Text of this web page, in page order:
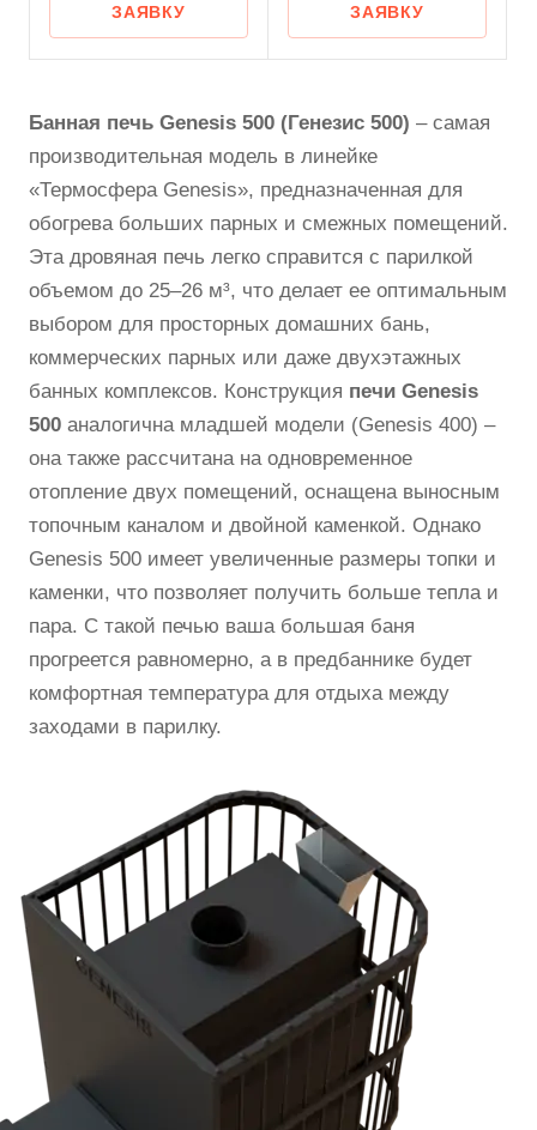
ЗАЯВКУ
ЗАЯВКУ
Банная печь Genesis 500 (Генезис 500) – самая
производительная модель в линейке
«Термосфера Genesis», предназначенная для
обогрева больших парных и смежных помещений.
Эта дровяная печь легко справится с парилкой
объемом до 25–26 м³, что делает ее оптимальным
выбором для просторных домашних бань,
коммерческих парных или даже двухэтажных
банных комплексов. Конструкция печи Genesis
500 аналогична младшей модели (Genesis 400) –
она также рассчитана на одновременное
отопление двух помещений, оснащена выносным
топочным каналом и двойной каменкой. Однако
Genesis 500 имеет увеличенные размеры топки и
каменки, что позволяет получить больше тепла и
пара. С такой печью ваша большая баня
прогреется равномерно, а в предбаннике будет
комфортная температура для отдыха между
заходами в парилку.